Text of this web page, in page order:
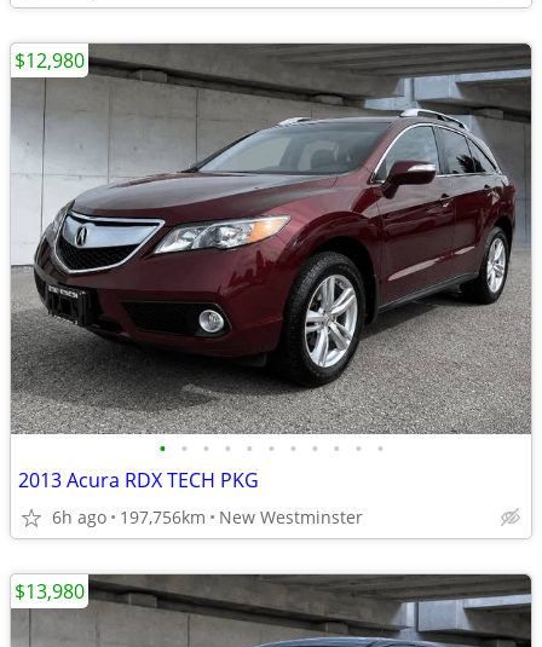
• • • • • • • • • • •
2013 Acura RDX TECH PKG
6h ago 197,756km New Westminster
$12,980
$13,980